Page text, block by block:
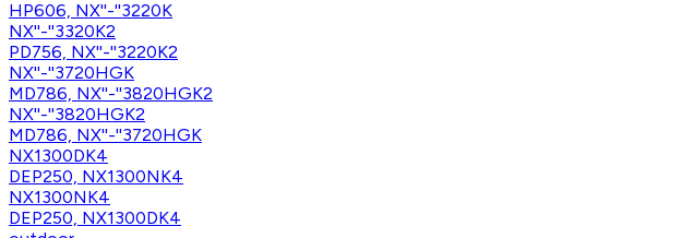
HP606, NX''-''3220K
NX''-''3320K2
PD756, NX''-''3220K2
NX''-''3720HGK
MD786, NX''-''3820HGK2
NX''-''3820HGK2
MD786, NX''-''3720HGK
NX1300DK4
DEP250, NX1300NK4
NX1300NK4
DEP250, NX1300DK4